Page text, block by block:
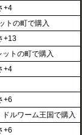
+4
トの町で購入
+13
トの町で購入
+4
+6
ルワーム王国で購入
+6